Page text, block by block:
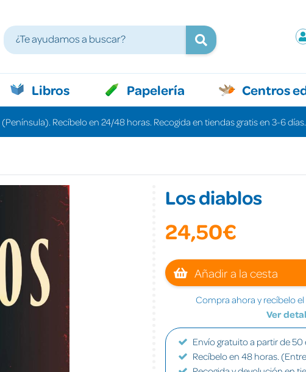
Libros Papelería Centros
Recíbelo en 24/48 horas. Recogida en tiendas gratis en 3-6 días.
Los diablos
24,50€
Añadir a la cesta
Compra ahora y recíbelo el
Ver
Envío gratuito a partir de 50
Recíbelo en 48 horas.